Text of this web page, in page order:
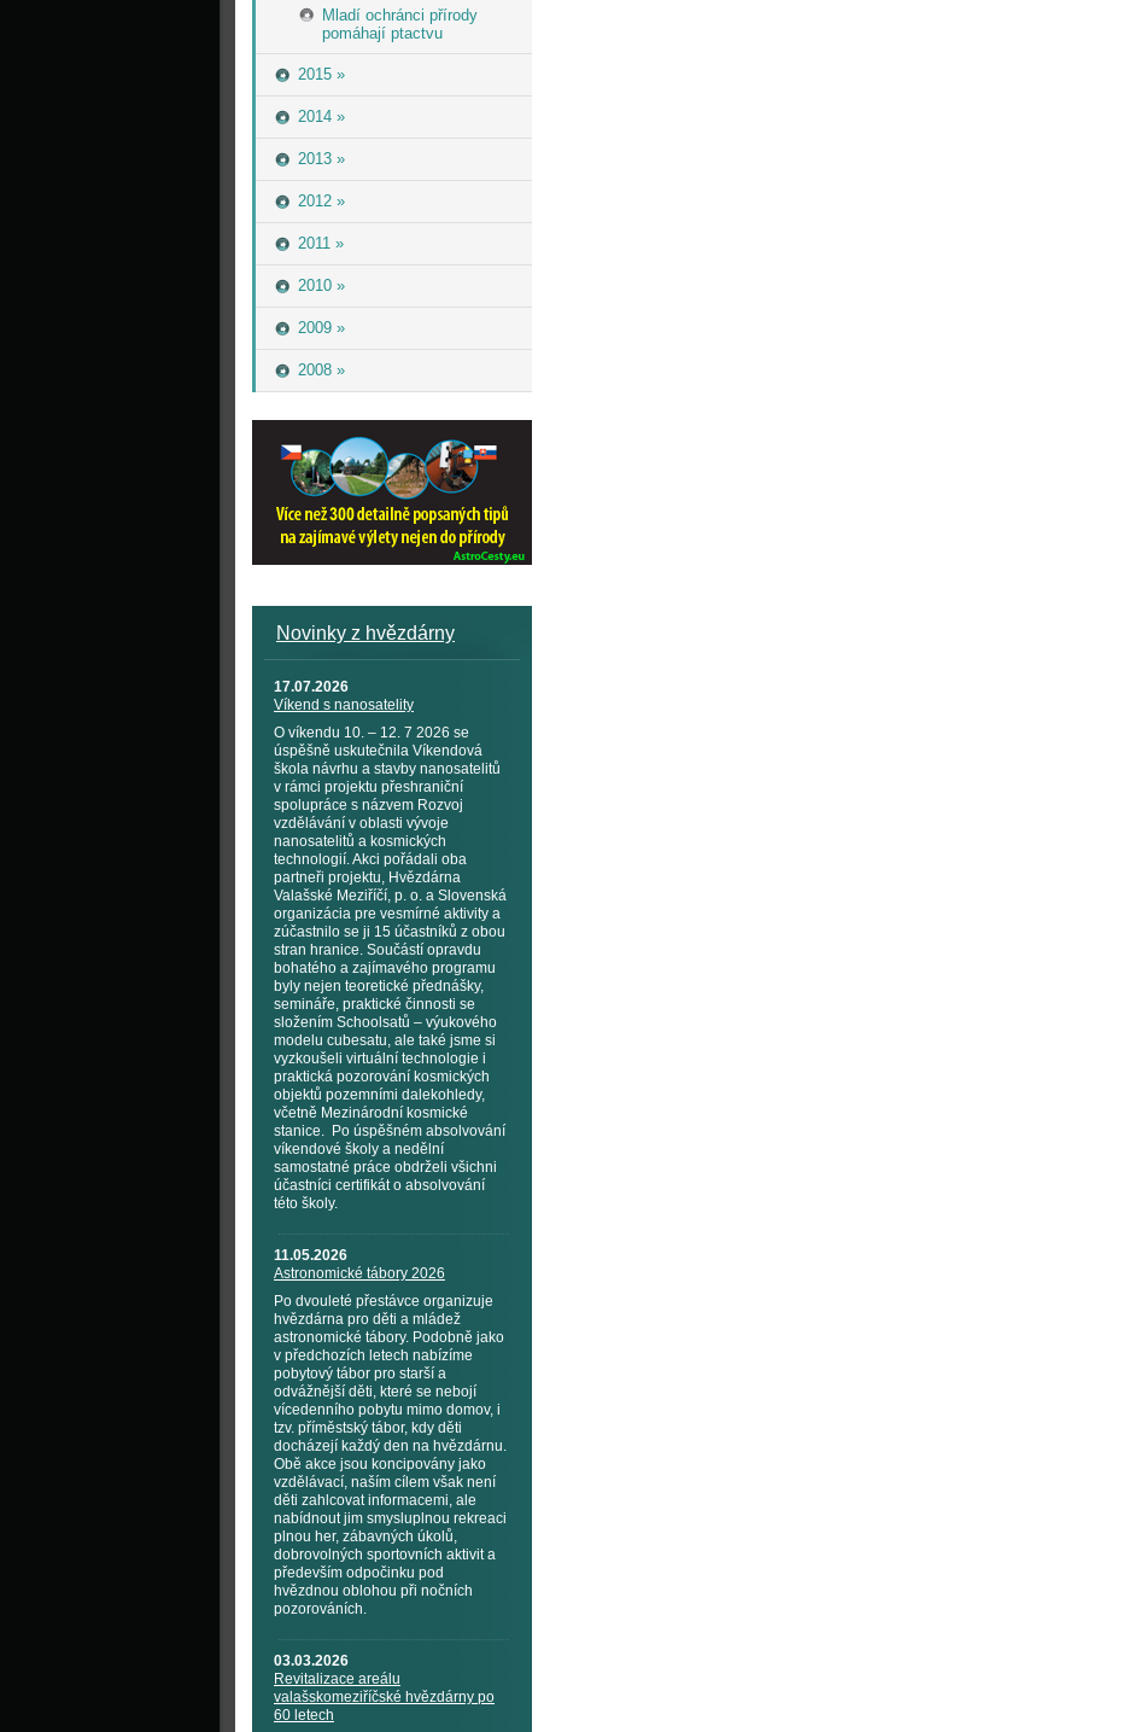
Mladí ochránci přírody
pomáhají ptactvu
2015 »
2014 »
2013 »
2012 »
2011 »
2010 »
2009 »
2008 »
Novinky z hvězdárny
17.07.2026
Víkend s nanosatelity
O víkendu 10. – 12. 7 2026 se
úspěšně uskutečnila Víkendová
škola návrhu a stavby nanosatelitů
v rámci projektu přeshraniční
spolupráce s názvem Rozvoj
vzdělávání v oblasti vývoje
nanosatelitů a kosmických
technologií. Akci pořádali oba
partneři projektu, Hvězdárna
Valašské Meziříčí, p. o. a Slovenská
organizácia pre vesmírné aktivity a
zúčastnilo se ji 15 účastníků z obou
stran hranice. Součástí opravdu
bohatého a zajímavého programu
byly nejen teoretické přednášky,
semináře, praktické činnosti se
složením Schoolsatů – výukového
modelu cubesatu, ale také jsme si
vyzkoušeli virtuální technologie i
praktická pozorování kosmických
objektů pozemními dalekohledy,
včetně Mezinárodní kosmické
stanice. Po úspěšném absolvování
víkendové školy a nedělní
samostatné práce obdrželi všichni
účastníci certifikát o absolvování
této školy.
11.05.2026
Astronomické tábory 2026
Po dvouleté přestávce organizuje
hvězdárna pro děti a mládež
astronomické tábory. Podobně jako
v předchozích letech nabízíme
pobytový tábor pro starší a
odvážnější děti, které se nebojí
vícedenního pobytu mimo domov, i
tzv. příměstský tábor, kdy děti
docházejí každý den na hvězdárnu.
Obě akce jsou koncipovány jako
vzdělávací, naším cílem však není
děti zahlcovat informacemi, ale
nabídnout jim smysluplnou rekreaci
plnou her, zábavných úkolů,
dobrovolných sportovních aktivit a
především odpočinku pod
hvězdnou oblohou při nočních
pozorováních.
03.03.2026
Revitalizace areálu
valašskomeziříčské hvězdárny po
60 letech